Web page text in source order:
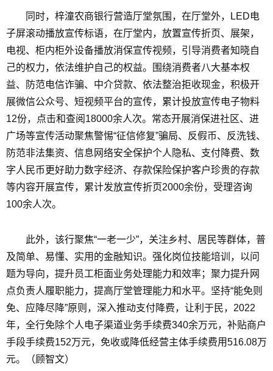
同时，梓潼农商银行营造厅堂氛围，在厅堂外，LED电
子屏滚动播放宣传标语，在厅堂内，放置宣传折页、展架，
电视、柜内柜外设备播放消保宣传视频，引导消费者知晓自
己的权力，依法维护自己的权益。围绕消费者八大基本权
益、防范电信诈骗、中介贷款、依法整治拒收现金，积极开
展微信公众号、短视频平台的宣传，累计投放宣传电子物料
12份，点击和查阅18000余人次。常态开展消保进社区、进
广场等宣传活动聚焦警惕“征信修复”骗局、反假币、反洗钱、
防范非法集资、信息网络安全保护个人隐私、支付降费、数
字人民币更好助力数字经济、存款保险保护客户珍贵的存款
等内容开展宣传，累计发放宣传折页2000余份，受理咨询
100余人次。
此外，该行聚焦“一老一少”，关注乡村、居民等群体，普
及简单、易懂、实用的金融知识。强化岗位技能培训，以问
题为导向，提升员工柜面业务处理能力和效率；聚力提升网
点负责人履职能力，提高厅堂管理能力和水平。坚持“能免则
免、应降尽降”原则，深入推动支付降费，让利于民，2022
年，全行免除个人电子渠道业务手续费340余万元，补贴商户
手段手续费152万元，免收或降低经营主体手续费用516.08万
元。（顾智文）